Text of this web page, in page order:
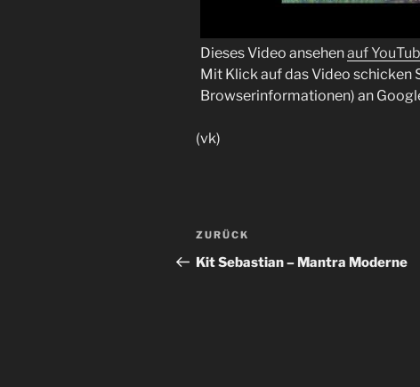
Dieses Video ansehenauf
Mit Klick auf das Video schicken
Browserinformationen) an
(vk)
Beitragsnavigation
Vorheriger
Beitrag
ZURÜCK
Kit Sebastian – Mantra Moderne